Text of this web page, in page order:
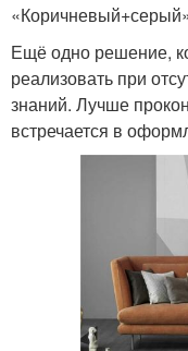
Ещё одно решение,
реализовать при
знаний. Лучше
встречается в